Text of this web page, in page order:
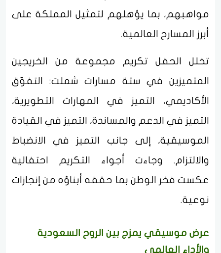
مواهبهم، بما يؤهلهم لتمثيل المملكة على
أبرز المسارح العالمية.
تخلل الحفل تكريم مجموعة من الخريجين
المتميزين في ستة مسارات شملت: التفوّق
الأكاديمي، التميز في المهارات التطويرية،
التميز في الدعم والمساندة، التميز في القيادة
الموسيقية، إلى جانب التميز في الانضباط
والالتزام. وجاءت أجواء التكريم احتفالية
عكست فخر الوطن بما حققه أبناؤه من إنجازات
نوعية.
عرض موسيقي يمزج بين الروح السعودية
والأداء العالمي